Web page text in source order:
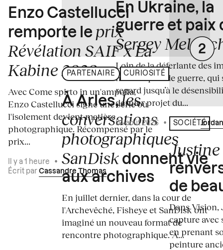
Enzo Castellucci
remporte le prix
Révélation SAIF x La
Kabine 2026
Avec Come spirto in un'ampolla,
Enzo Castellucci signe une série où
l'isolement devient matière
photographique. Récompensé par le
prix...
Il y a 1 heure
•
Écrit par Cassandre Thomas
PARTENAIRE CURIOSITÉ
À Arles,les
conversations
photographiques
SanDisk donnent vie
aux archives
En juillet dernier, dans la cour de
l'Archevêché, Fisheye et SanDisk ont
imaginé un nouveau format de
rencontre photographique. À...
En Ukraine, la
guerre et paix
Sergey
Loin de la déferlante des
médiatiques de guerre, qui
regard jusqu’à le
dernier projet du...
04 août 2026 • Écrit par
SOCIÉTÉ
de
Dans
capture avec
en prenant
peinture